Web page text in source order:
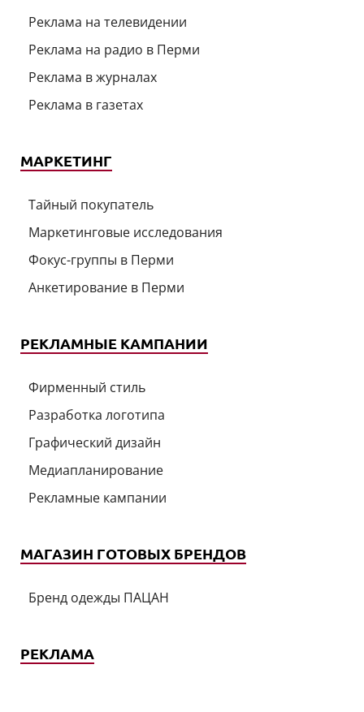
Реклама на телевидении
Реклама на радио в Перми
Реклама в журналах
Реклама в газетах
МАРКЕТИНГ
Тайный покупатель
Маркетинговые исследования
Фокус-группы в Перми
Анкетирование в Перми
РЕКЛАМНЫЕ КАМПАНИИ
Фирменный стиль
Разработка логотипа
Графический дизайн
Медиапланирование
Рекламные кампании
МАГАЗИН ГОТОВЫХ БРЕНДОВ
Бренд одежды ПАЦАН
РЕКЛАМА